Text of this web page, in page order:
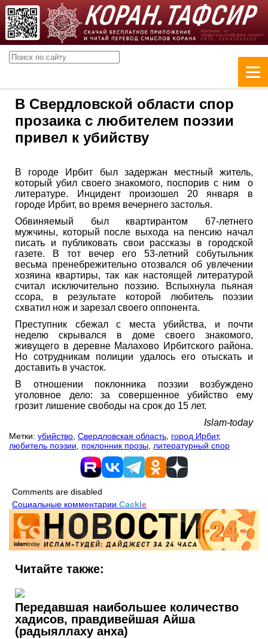
В Свердловской области спор
прозаика с любителем поэзии
привел к убийству
В городе Ирбит был задержан местный житель,
который убил своего знакомого, поспорив с ним о
литературе. Инцидент произошел 20 января в
городе Ирбит, во время вечернего застолья.
Обвиняемый был квартирантом 67-летнего
мужчины, который после выхода на пенсию начал
писать и публиковать свои рассказы в городской
газете. В тот вечер его 53-летний собутыльник
весьма пренебрежительно отозвался об увлечении
хозяина квартиры, так как настоящей литературой
считал исключительно поэзию. Вспыхнула пьяная
ссора, в результате которой любитель поэзии
схватил нож и зарезал своего оппонента.
Преступник сбежал с места убийства, и почти
неделю скрывался в доме своего знакомого,
живущего в деревне Малахово Ирбитского района.
Но сотрудникам полиции удалось его отыскать и
доставить в участок.
В отношении поклонника поэзии возбуждено
уголовное дело: за совершенное убийство ему
грозит лишение свободы на срок до 15 лет.
Islam-today
Метки: убийство Свердловская область город Ирбит,
любитель поэзии
поклонник прозы литературный спор
Comments are disabled
Социальные комментарии Cackle
Читайте также:
Передавшая наибольшее количество
хадисов, правдивейшая Айша
(радыяллаху анха)